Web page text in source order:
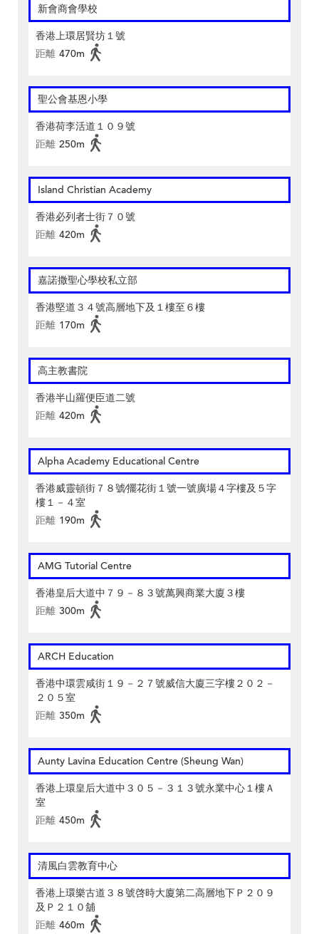
新會商會學校
香港上環居賢坊１號
距離 470m
聖公會基恩小學
香港荷李活道１０９號
距離 250m
Island Christian Academy
香港必列者士街７０號
距離 420m
嘉諾撒聖心學校私立部
香港堅道３４號高層地下及１樓至６樓
距離 170m
高主教書院
香港半山羅便臣道二號
距離 420m
Alpha Academy Educational Centre
香港威靈頓街７８號∕擺花街１號一號廣場４字樓及５字
樓１－４室
距離 190m
AMG Tutorial Centre
香港皇后大道中７９－８３號萬興商業大廈３樓
距離 300m
ARCH Education
香港中環雲咸街１９－２７號威信大廈三字樓２０２－
２０５室
距離 350m
Aunty Lavina Education Centre (Sheung Wan)
香港上環皇后大道中３０５－３１３號永業中心１樓Ａ
室
距離 450m
清風白雲教育中心
香港上環樂古道３８號啓時大廈第二高層地下Ｐ２０９
及Ｐ２１０舖
距離 460m